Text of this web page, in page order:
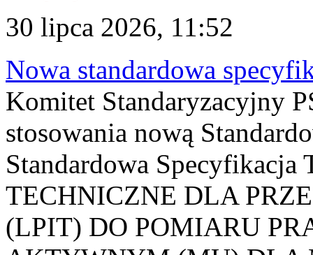
30 lipca 2026, 11:52
Nowa standardowa
Komitet Standaryzacyjny
stosowania nową
Standardowa
TECHNICZNE DLA
(LPIT) DO POMIARU